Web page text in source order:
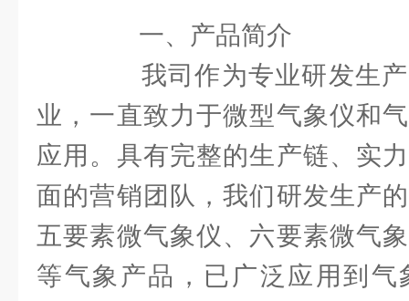
一、产品简介
我司作为专业研发生产
业，一直致力于微型气象仪和
应用。具有完整的生产链、实
面的营销团队，我们研发生产
五要素微气象仪、六要素微气
等气象产品，已广泛应用到